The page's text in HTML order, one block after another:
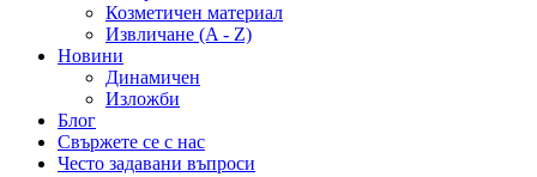
Козметичен материал
Извличане (A - Z)
Новини
Динамичен
Изложби
Блог
Свържете се с нас
Често задавани въпроси